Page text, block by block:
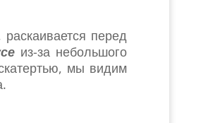
перед
из-за небольшого
мы видим